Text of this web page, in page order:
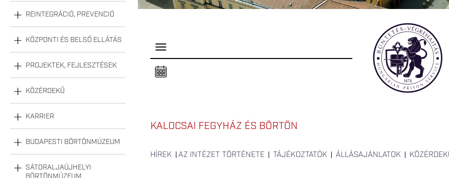
REINTEGRÁCIÓ, PREVENCIÓ
KÖZPONTI ÉS BELSŐ ELLÁTÁS
PROJEKTEK, FEJLESZTÉSEK
KÖZÉRDEKŰ
KARRIER
BUDAPESTI BÖRTÖNMÚZEUM
SÁTORALJAÚJHELYI
P
e
l
s
a
KALOCSAI FEGYHÁZ ÉS BÖRTÖN
HÍREK AZ INTÉZET TÖRTÉNETE TÁJÉKOZTATÓK ÁLLÁSAJÁNLATOK